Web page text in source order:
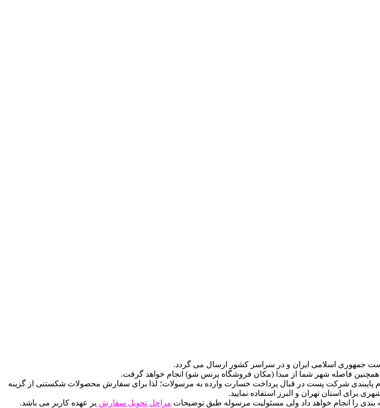
جمهوری اسلامی ایران و در سراسر کشور ارسال می گردد.
فاصله شهر شما از مبدا (مکان فروشگاه پرنس شو) انجام خواهد گرفت.
پایبندی شرکت پست در قبال پرداخت خسارت وارده به مرسولات؛ لذا برای سفارش محصولات شکستنی از گزینه
برای استان تهران و البرز استفاده نمایید.
را انجام خواهد داد ولی مسئولیت مرسوله طبق توضیحات مراحل تحویل سفارش بر عهده کاربر می باشد.